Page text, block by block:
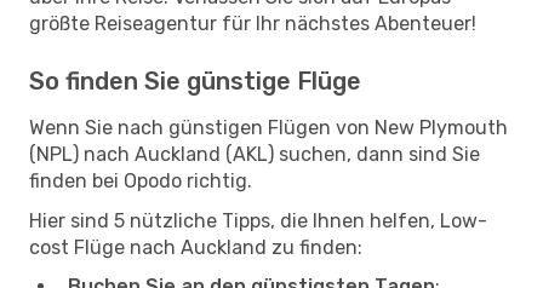
größte Reiseagentur für Ihr nächstes Abenteuer!
So finden Sie günstige Flüge
Wenn Sie nach günstigen Flügen von New Plymouth
(NPL) nach Auckland (AKL) suchen, dann sind Sie
finden bei Opodo richtig.
Hier sind 5 nützliche Tipps, die Ihnen helfen, Low-
cost Flüge nach Auckland zu finden: